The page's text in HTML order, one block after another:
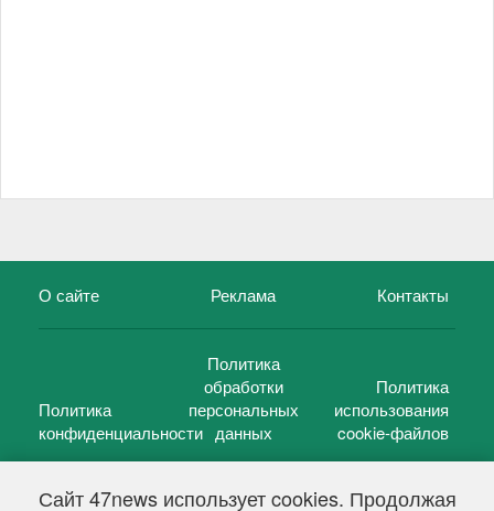
Сайт 47news использует cookies. Продолжая
О сайте Реклама Контакты
Политика
конфиденциальности
Политика
обработки
персональных
данных
Политика
использования
cookie-файлов